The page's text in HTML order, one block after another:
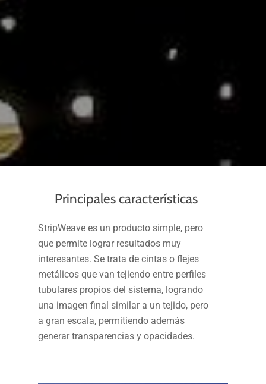
Principales características
StripWeave es un producto simple, pero
que permite lograr resultados muy
interesantes. Se trata de cintas o flejes
metálicos que van tejiendo entre perfiles
tubulares propios del sistema, logrando
una imagen final similar a un tejido, pero
a gran escala, permitiendo además
generar transparencias y opacidades.